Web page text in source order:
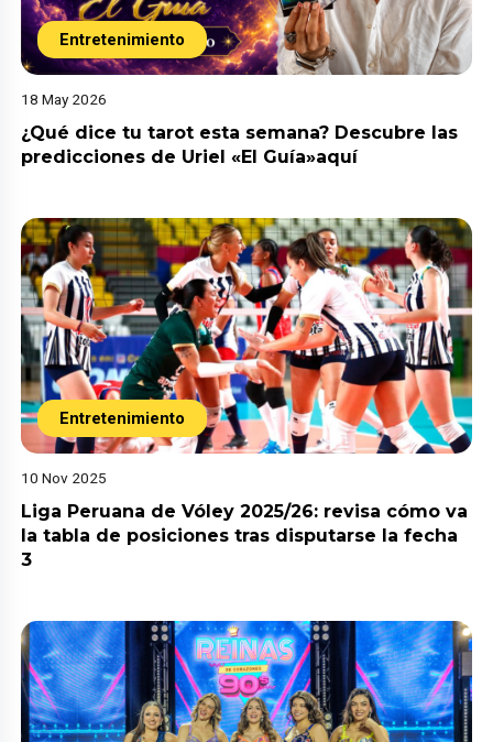
Entretenimiento
18 May 2026
¿Qué dice tu tarot esta semana? Descubre las
predicciones de Uriel «El Guía»aquí
Entretenimiento
10 Nov 2025
Liga Peruana de Vóley 2025/26: revisa cómo va
la tabla de posiciones tras disputarse la fecha
3